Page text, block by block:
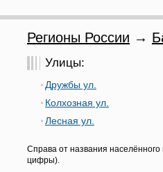
Регионы России →
Улицы:
Дружбы ул.
Колхозная ул.
Лесная ул.
Справа от названия
цифры).